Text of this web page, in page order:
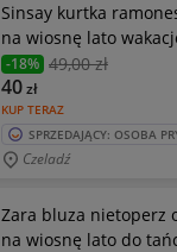
Sinsay kurtka
na wiosnę lato
-18% 49,00 zł
KUP TERAZ
40zł
SPRZEDAJĄCY: OSOBA
Czeladź
Zara bluza nietoperz
na wiosnę lato do